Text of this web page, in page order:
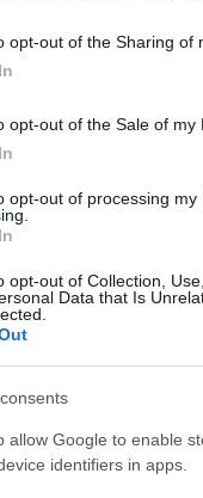
opt-out of the Sharing of
opt-out of the Sale of my
opt-out of processing
opt-out of Collection,
Data that Is
allow Google to enable
identifiers in apps.
> Cronulla-